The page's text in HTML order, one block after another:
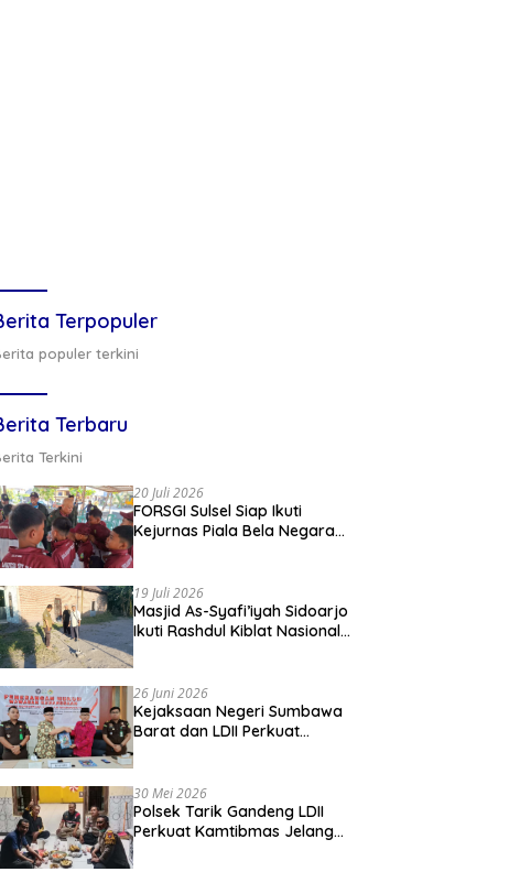
Terpopuler
populer terkini
Terbaru
Terkini
20 Juli 2026
FORSGI Sulsel Siap Ikuti
Kejurnas Piala Bela Negara
19 Juli 2026
Masjid As-Syafi’iyah Sidoarjo
Ikuti Rashdul Kiblat Nasional,
26 Juni 2026
Kejaksaan Negeri Sumbawa
Barat dan LDII Perkuat
Empat Pilar Kebangsaan
30 Mei 2026
Polsek Tarik Gandeng LDII
Perkuat Kamtibmas Jelang